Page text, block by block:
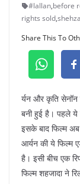
#lallan,before
rights sold,
Share This To
र्यन और कृति सेनॉन
बनी हुई है। पहले ये
इसके बाद फिल्म
आर्यन की ये फिल्म
है। इसी बीच एक
फिल्म शहजादा ने